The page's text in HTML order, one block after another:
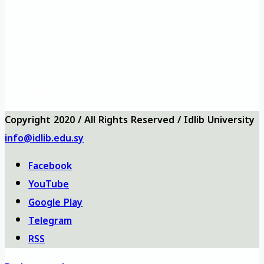
Copyright 2020 / All Rights Reserved / Idlib University
info@idlib.edu.sy
Facebook
YouTube
Google Play
Telegram
RSS